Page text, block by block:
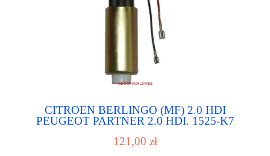
CITROEN BERLINGO (MF) 2.0 HDI
PEUGEOT PARTNER 2.0 HDI. 1525-K7
pompka paliwowa
121,00 zł